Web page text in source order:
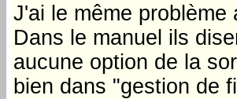
J'ai le même
Dans le manuel ils
aucune option de la
bien dans "gestion de